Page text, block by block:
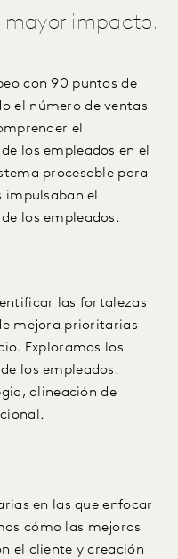
impacto.
con 90 puntos de
el número de ventas
el
los empleados en el
procesable para
el
los empleados.
las fortalezas
mejora prioritarias
Exploramos los
los empleados:
alineación de
en las que enfocar
cómo las mejoras
el cliente y creación